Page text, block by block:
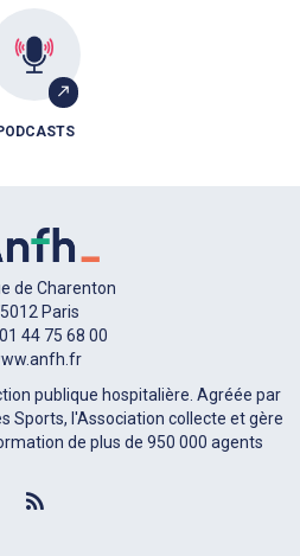
de Charenton
Paris
44 75 68 00
publique hospitalière. Agréée par
Sports, l'Association collecte et gère
de plus de 950 000 agents